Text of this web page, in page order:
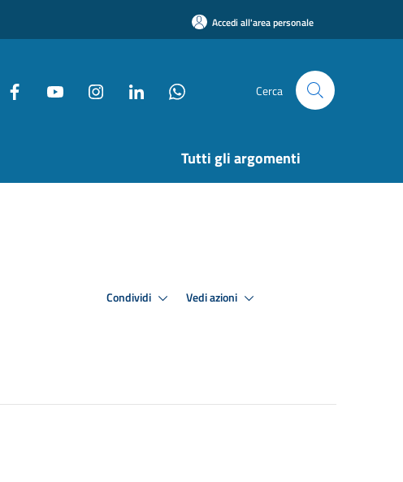
Accedi all'area personale
Cerca
Tutti gli argomenti
Condividi Vedi azioni